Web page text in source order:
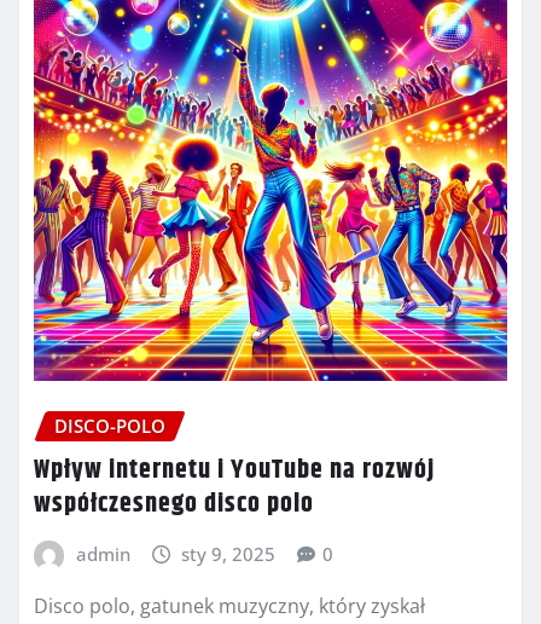
DISCO-POLO
Wpływ internetu i YouTube na rozwój
współczesnego disco polo
admin sty 9, 2025 0
Disco polo, gatunek muzyczny, który zyskał